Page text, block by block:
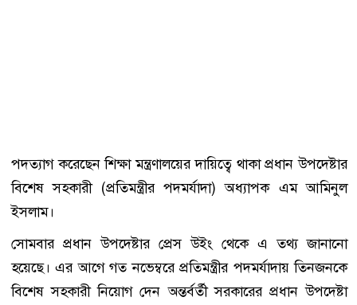
পদত্যাগ করেছেন শিক্ষা মন্ত্রণালয়ের দায়িত্বে থাকা প্রধান উপদেষ্টার
বিশেষ সহকারী (প্রতিমন্ত্রীর পদমর্যাদা) অধ্যাপক এম আমিনুল
ইসলাম।
সোমবার প্রধান উপদেষ্টার প্রেস উইং থেকে এ তথ্য জানানো
হয়েছে। এর আগে গত নভেম্বরে প্রতিমন্ত্রীর পদমর্যাদায় তিনজনকে
বিশেষ সহকারী নিয়োগ দেন অন্তর্বর্তী সরকারের প্রধান উপদেষ্টা